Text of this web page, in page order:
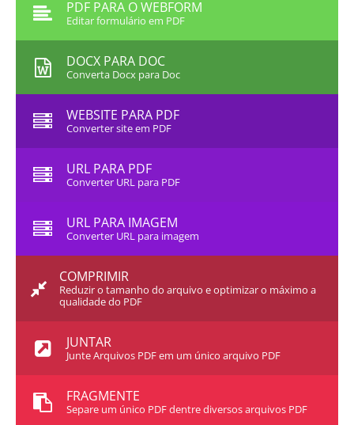
PDF PARA O WEBFORM
Editar formulário em PDF
DOCX PARA DOC
Converta Docx para Doc
WEBSITE PARA PDF
Converter site em PDF
URL PARA PDF
Converter URL para PDF
URL PARA IMAGEM
Converter URL para imagem
COMPRIMIR
Reduzir o tamanho do arquivo e optimizar o máximo a
qualidade do PDF
JUNTAR
Junte Arquivos PDF em um único arquivo PDF
FRAGMENTE
Separe um único PDF dentre diversos arquivos PDF